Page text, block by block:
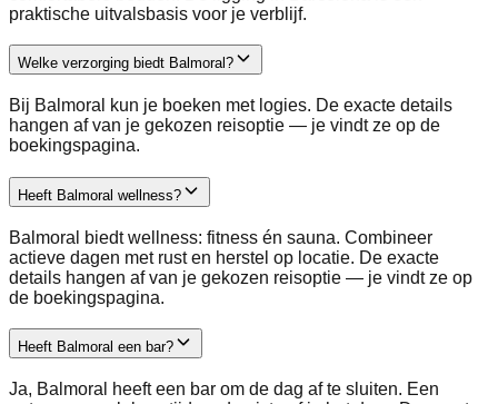
praktische uitvalsbasis voor je verblijf.
Welke verzorging biedt Balmoral?
Bij Balmoral kun je boeken met logies. De exacte details
hangen af van je gekozen reisoptie — je vindt ze op de
boekingspagina.
Heeft Balmoral wellness?
Balmoral biedt wellness: fitness én sauna. Combineer
actieve dagen met rust en herstel op locatie. De exacte
details hangen af van je gekozen reisoptie — je vindt ze op
de boekingspagina.
Heeft Balmoral een bar?
Ja, Balmoral heeft een bar om de dag af te sluiten. Een